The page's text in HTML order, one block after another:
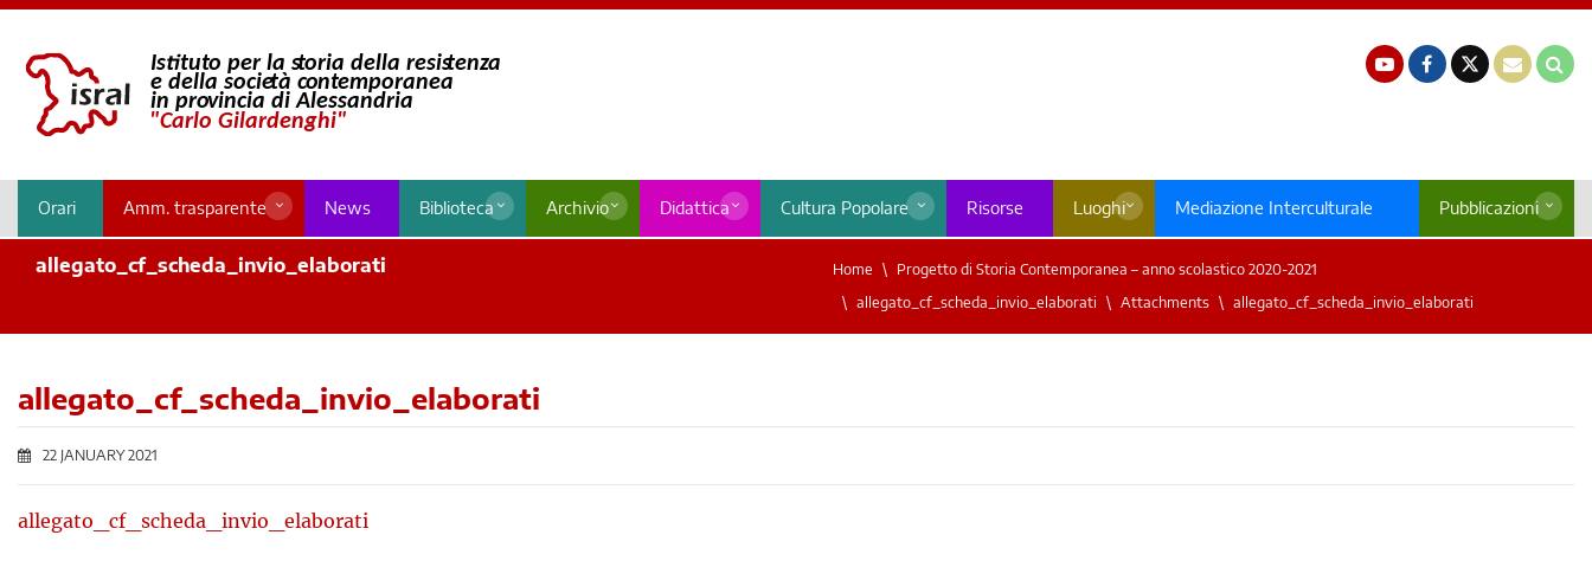
Orari Amm. trasparente News Biblioteca Archivio Didattica Cultura Popolare Risorse Luoghi Mediazione Interculturale Pubblicazioni
allegato_cf_scheda_invio_elaborati Home
Progetto di Storia Contemporanea – anno scolastico 2020-2021
allegato_cf_scheda_invio_elaborati
Attachments allegato_cf_scheda_invio_elaborati
allegato_cf_scheda_invio_elaborati
22 JANUARY 2021
allegato_cf_scheda_invio_elaborati